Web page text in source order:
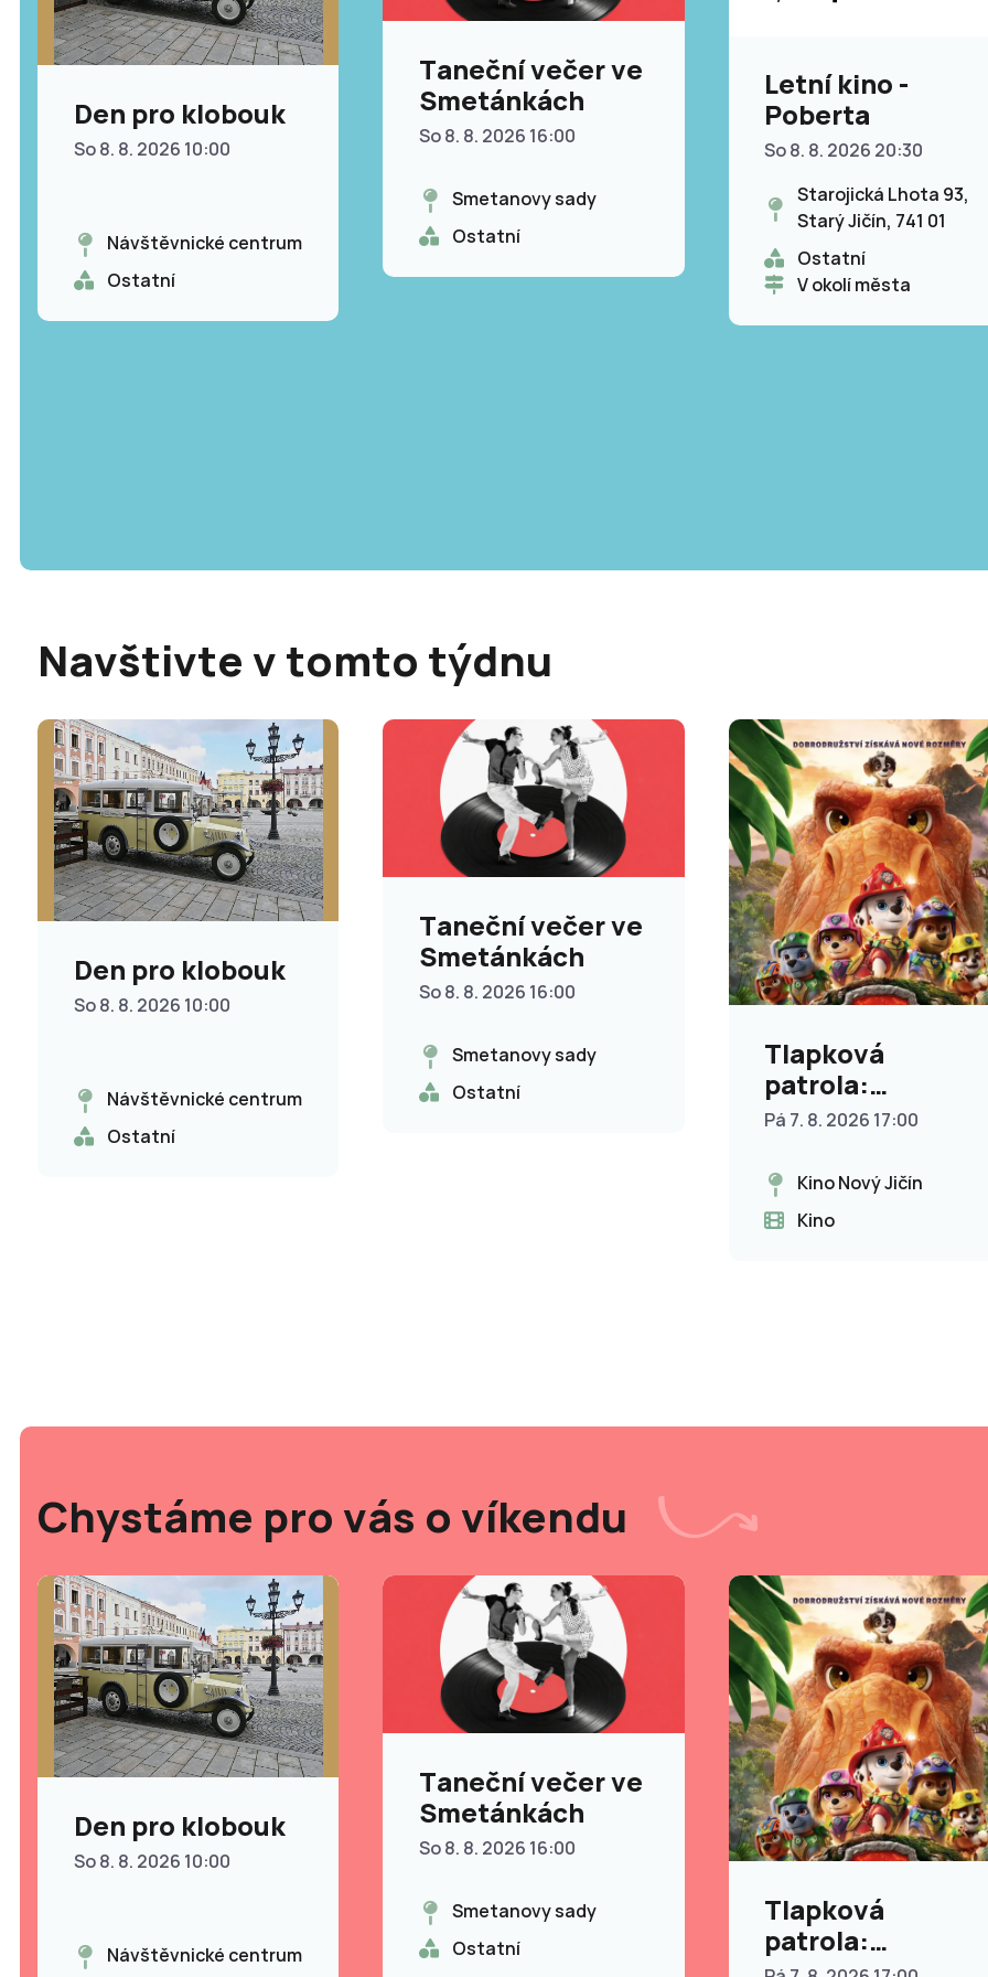
Den pro klobouk
So 8. 8. 2026 10:00
Návštěvnické centrum
Ostatní
Taneční večer ve
Smetánkách
So 8. 8. 2026 16:00
Smetanovy sady
Ostatní
Letní kino -
Poberta
So 8. 8. 2026 20:30
Starojická Lhota 93,
Starý Jičín, 741 01
Ostatní
V okolí města
Navštivte v tomto týdnu
Den pro klobouk
So 8. 8. 2026 10:00
Návštěvnické centrum
Ostatní
Taneční večer ve
Smetánkách
So 8. 8. 2026 16:00
Smetanovy sady
Ostatní
Tlapková
patrola:
Dinosauří film
Pá 7. 8. 2026 17:00
Kino Nový Jičín
Kino
Chystáme pro vás o víkendu
Den pro klobouk
So 8. 8. 2026 10:00
Návštěvnické centrum
Taneční večer ve
Smetánkách
So 8. 8. 2026 16:00
Smetanovy sady
Ostatní
Tlapková
patrola: